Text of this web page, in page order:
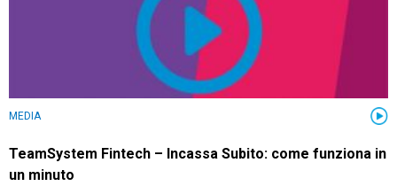
MEDIA
TeamSystem Fintech – Incassa Subito: come funziona in
un minuto